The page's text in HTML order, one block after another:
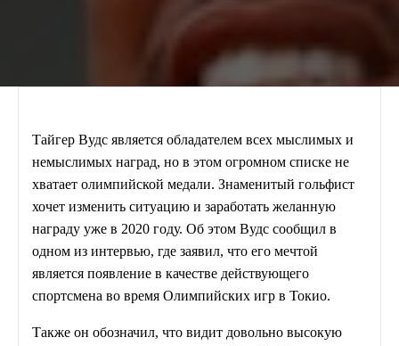
Тайгер Вудс является обладателем всех мыслимых и
немыслимых наград, но в этом огромном списке не
хватает олимпийской медали. Знаменитый гольфист
хочет изменить ситуацию и заработать желанную
награду уже в 2020 году. Об этом Вудс сообщил в
одном из интервью, где заявил, что его мечтой
является появление в качестве действующего
спортсмена во время Олимпийских игр в Токио.
Также он обозначил, что видит довольно высокую